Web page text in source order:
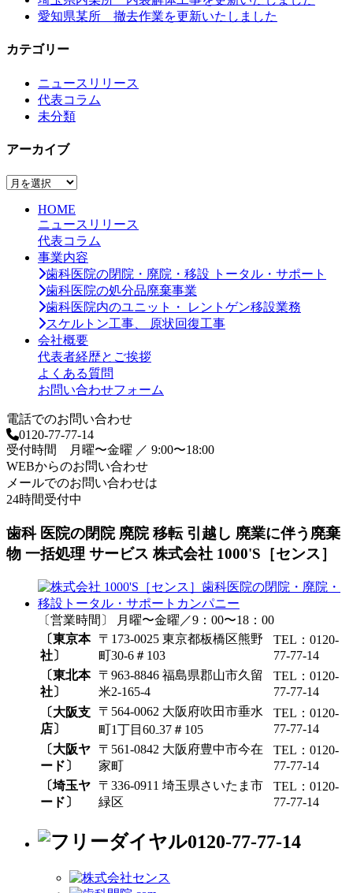
愛知県某所 撤去作業を更新いたしました
カテゴリー
ニュースリリース
代表コラム
未分類
アーカイブ
ア
HOME
ニュースリリース
代表コラム
事業内容
歯科医院の閉院・廃院・移設 トータル・サポート
歯科医院の処分品廃棄事業
歯科医院内のユニット・ レントゲン移設業務
スケルトン工事、 原状回復工事
会社概要
代表者経歴とご挨拶
よくある質問
お問い合わせフォーム
電話でのお問い合わせ
0120-77-77-14
受付時間 月曜〜金曜 ／ 9:00〜18:00
WEBからのお問い合わせ
メールでのお問い合わせは
24時間受付中
歯科 医院の閉院 廃院 移転 引越し 廃業に伴う廃棄
物 一括処理 サービス 株式会社 1000'S［センス］
〔営業時間〕 月曜〜金曜／9：00〜18：00
〔東京本
社〕
〒173-0025 東京都板橋区熊野
町30-6＃103
TEL：0120-
77-77-14
〔東北本
社〕
〒963-8846 福島県郡山市久留
米2-165-4
TEL：0120-
77-77-14
〔大阪支
店〕
〒564-0062 大阪府吹田市垂水
町1丁目60₋37＃105
TEL：0120-
77-77-14
〔大阪ヤ
ード〕
〒561-0842 大阪府豊中市今在
家町
TEL：0120-
77-77-14
〔埼玉ヤ
ード〕
〒336-0911 埼玉県さいたま市
緑区
TEL：0120-
77-77-14
0120-77-77-14